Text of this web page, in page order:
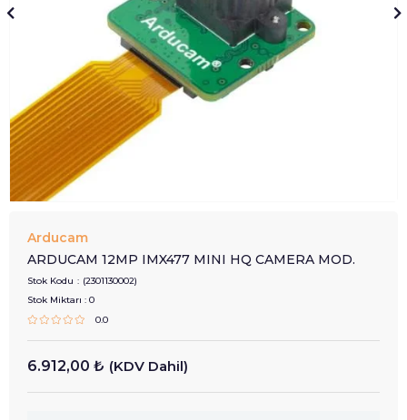
Arducam
ARDUCAM 12MP IMX477 MINI HQ CAMERA MOD.
Stok Kodu
(2301130002)
Stok Miktarı : 0
0.0
6.912,00 ₺ (KDV Dahil)